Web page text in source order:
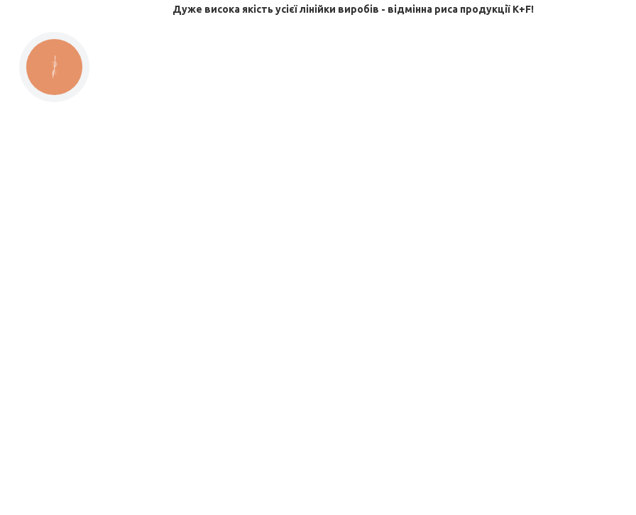
Дуже висока якість усієї лінійки виробів - відмінна риса продукції K+F!
КНОПКА
ЗВ'ЯЗКУ